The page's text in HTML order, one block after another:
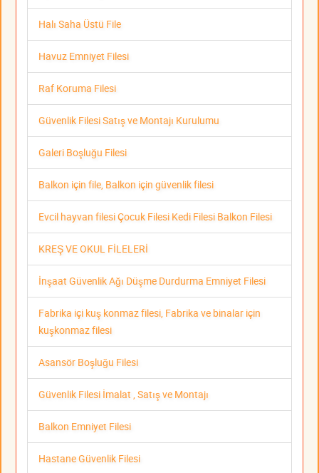
Halı Saha Üstü File
Havuz Emniyet Filesi
Raf Koruma Filesi
Güvenlik Filesi Satış ve Montajı Kurulumu
Galeri Boşluğu Filesi
Balkon için file, Balkon için güvenlik filesi
Evcil hayvan filesi Çocuk Filesi Kedi Filesi Balkon Filesi
KREŞ VE OKUL FİLELERİ
İnşaat Güvenlik Ağı Düşme Durdurma Emniyet Filesi
Fabrika içi kuş konmaz filesi, Fabrika ve binalar için
kuşkonmaz filesi
Asansör Boşluğu Filesi
Güvenlik Filesi İmalat , Satış ve Montajı
Balkon Emniyet Filesi
Hastane Güvenlik Filesi